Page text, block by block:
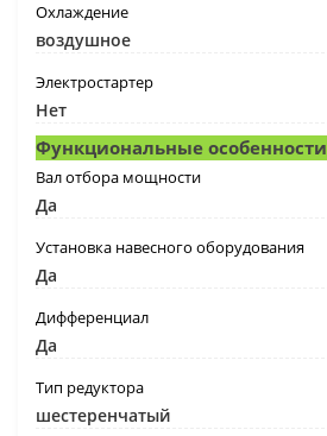
Охлаждение
воздушное
Электростартер
Нет
Функциональные особенности
Вал отбора мощности
Да
Установка навесного оборудования
Да
Дифференциал
Да
Тип редуктора
шестеренчатый